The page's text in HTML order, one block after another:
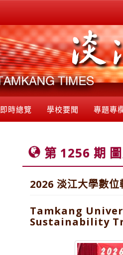
即時總覽 學校要聞 專題專
第 1256 期
2026 淡江大學數
Tamkang
Sustainability